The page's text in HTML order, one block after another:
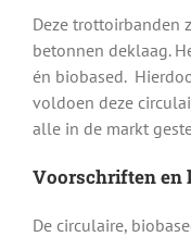
Deze trottoirbanden
betonnen deklaag.
én biobased.
voldoen deze
alle in de markt
Voorschriften en
De circulaire,